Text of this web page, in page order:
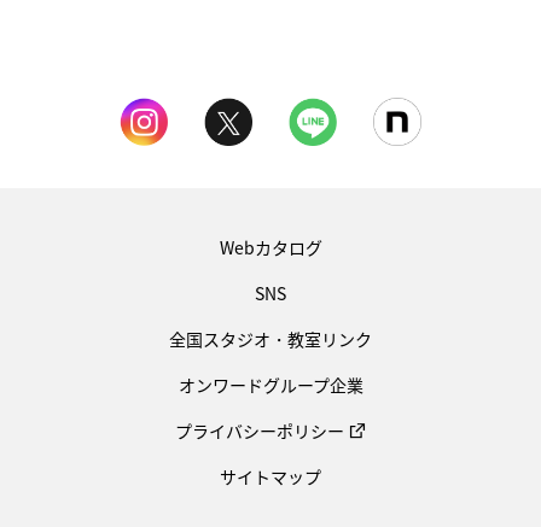
Webカタログ
SNS
全国スタジオ・教室リンク
オンワードグループ企業
プライバシーポリシー
サイトマップ